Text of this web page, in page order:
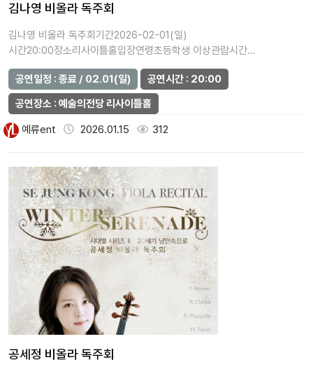
김나영 비올라 독주회
김나영 비올라 독주회기간2026-02-01(일)
시간20:00장소리사이틀홀입장연령초등학생 이상관람시간
(분)120가격일반석 20,000원주최올리뮤직…
공연일정 : 종료 / 02.01(일)
공연시간 : 20:00
공연장소 : 예술의전당 리사이틀홀
예류ent 2026.01.15 312
공세정 비올라 독주회